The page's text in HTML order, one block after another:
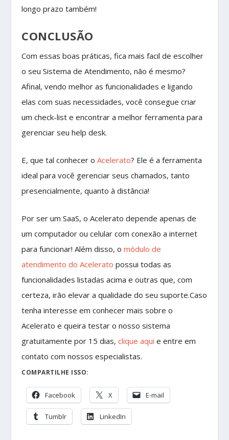
longo prazo também!
CONCLUSÃO
Com essas boas práticas, fica mais facil de escolher
o seu Sistema de Atendimento, não é mesmo?
Afinal, vendo melhor as funcionalidades e ligando
elas com suas necessidades, você consegue criar
um check-list e encontrar a melhor ferramenta para
gerenciar seu help desk.
E, que tal conhecer oAcelerato? Ele é a ferramenta
ideal para você gerenciar seus chamados, tanto
presencialmente, quanto à distância!
Por ser um SaaS, o Acelerato depende apenas de
um computador ou celular com conexão a internet
para funcionar! Além disso, omódulo de
atendimento do Acelerato possui todas as
funcionalidades listadas acima e outras que, com
certeza, irão elevar a qualidade do seu suporte.Caso
tenha interesse em conhecer mais sobre o
Acelerato e queira testar o nosso sistema
gratuitamente por 15 dias,clique aqui e entre em
contato com nossos especialistas.
COMPARTILHE ISSO:
Facebook X E-mail
Tumblr LinkedIn